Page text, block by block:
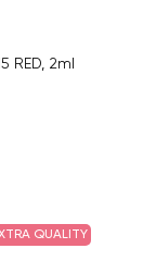
RED, 2ml
QUALITY